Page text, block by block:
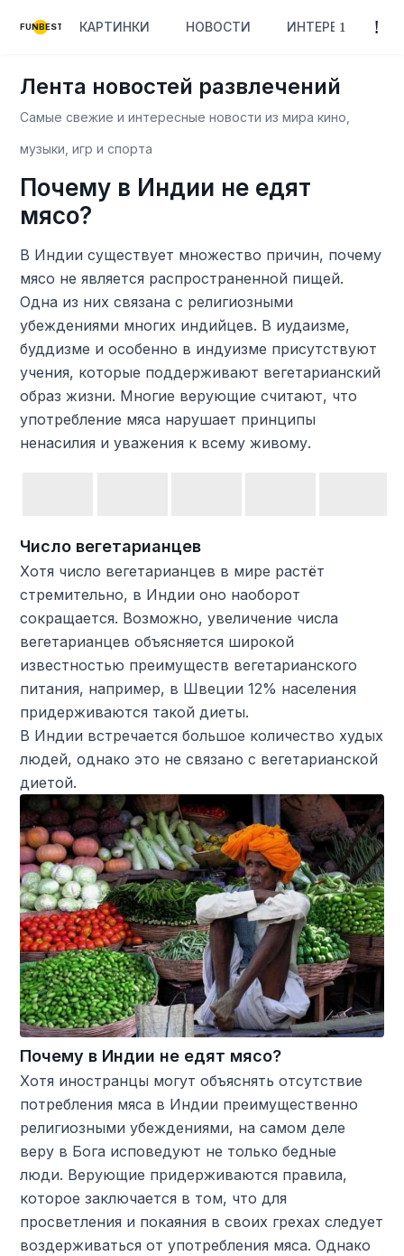
FUNBEST КАРТИНКИ НОВОСТИ ИНТЕРЕСНОЕ
Лента новостей развлечений
Самые свежие и интересные новости из мира кино,
музыки, игр и спорта
Почему в Индии не едят
мясо?
В Индии существует множество причин, почему
мясо не является распространенной пищей.
Одна из них связана с религиозными
убеждениями многих индийцев. В иудаизме,
буддизме и особенно в индуизме присутствуют
учения, которые поддерживают вегетарианский
образ жизни. Многие верующие считают, что
употребление мяса нарушает принципы
ненасилия и уважения к всему живому.
Число вегетарианцев
Хотя число вегетарианцев в мире растёт
стремительно, в Индии оно наоборот
сокращается. Возможно, увеличение числа
вегетарианцев объясняется широкой
известностью преимуществ вегетарианского
питания, например, в Швеции 12% населения
придерживаются такой диеты.
В Индии встречается большое количество худых
людей, однако это не связано с вегетарианской
диетой.
Почему в Индии не едят мясо?
Хотя иностранцы могут объяснять отсутствие
потребления мяса в Индии преимущественно
религиозными убеждениями, на самом деле
веру в Бога исповедуют не только бедные
люди. Верующие придерживаются правила,
которое заключается в том, что для
просветления и покаяния в своих грехах следует
воздерживаться от употребления мяса. Однако